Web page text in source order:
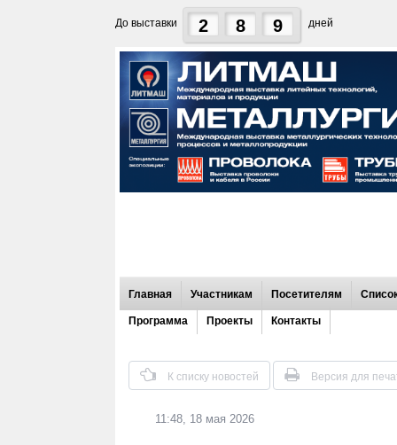
До выставки 2 8 9 дней
Главная Участникам Посетителям
Программа Проекты Контакты
К списку новостей Версия для
11:48, 18 мая 2026